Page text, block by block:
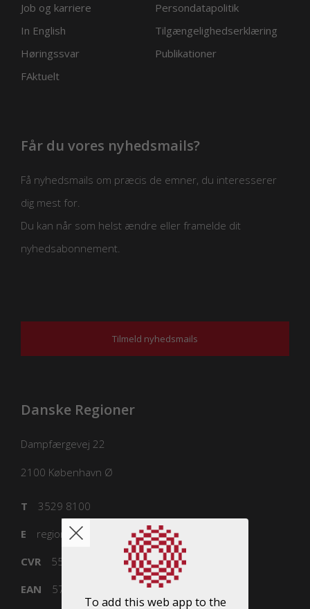
Job og karriere
Persondatapolitik
In English
Tilgængelighedserklæring
Høringssvar
Publikationer
FAktuelt
Får du vores nyhedsmails?
Få nyhedsmails om præcis de emner, du interesserer
dig mest for.
Du kan når som helst ændre eller framelde dit
nyhedsabonnement.
Tilmeld nyhedsmails
Danske Regioner
Dampfærgevej 22
2100 København Ø
3529 8100
T
regioner@regioner.dk
E
55832218
CVR
5798000016477
EAN
To add this web app to the